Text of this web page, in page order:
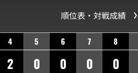
順位表・対戦成績
4 5 6 7 8
2 0 0 0 0